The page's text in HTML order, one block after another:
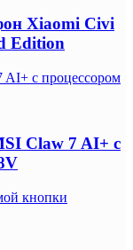
Xiaomi Civi
Edition
AI+ с процессором
Claw 7 AI+ с
кнопки